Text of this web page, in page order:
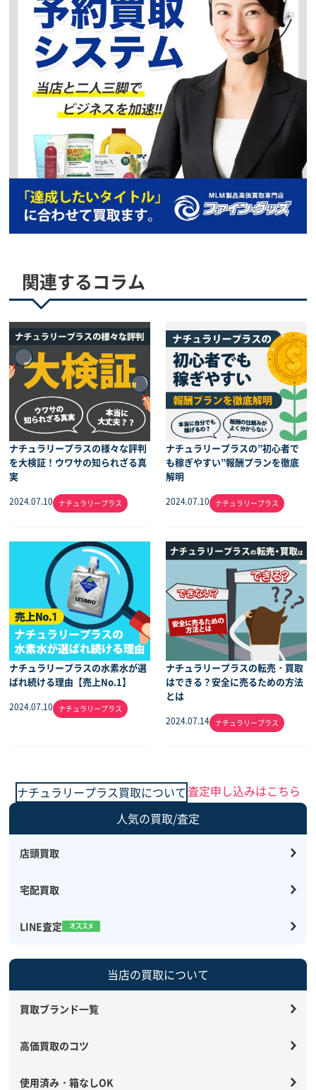
ただいま、買取強化 キャンペーン中
予約買取、複数点で 更に買取価格UP
買取価格 優遇査定中
ナチュラリープラス
ピュリフィカBB
ただいま、買取強化 キャンペーン中
予約買取、複数点で 更に買取価格UP
買取価格 急募中
ナチュラリープラス
スーパー・ユーグレナ パラミロンARX
ただいま、買取強化 キャンペーン中
予約買取、複数点で
関連するコラム
ナチュラリープラスの様々な評判
を大検証！ウワサの知られざる真
実
2024.07.10 ナチュラリープラス
ナチュラリープラスの”初心者で
も稼ぎやすい”報酬プランを徹底
解明
2024.07.10 ナチュラリープラス
ナチュラリープラスの水素水が選
ばれ続ける理由【売上No.1】
2024.07.10 ナチュラリープラス
ナチュラリープラスの転売・買取
はできる？安全に売るための方法
とは
2024.07.14 ナチュラリープラス
ナチュラリープラス買取について査定申し込みはこちら
人気の買取/査定
店頭買取
宅配買取
LINE査定
当店の買取について
買取ブランド一覧
高価買取のコツ
使用済み・箱なしOK